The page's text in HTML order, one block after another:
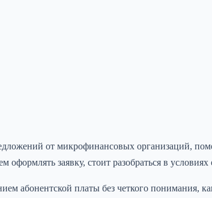
от микрофинансовых организаций,
заявку, стоит разобраться в условиях
абонентской платы без четкого понимания,